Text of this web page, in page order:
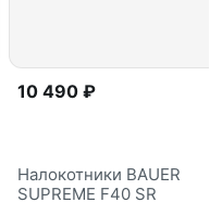
10 490 ₽
Налокотники BAUER
SUPREME F40 SR